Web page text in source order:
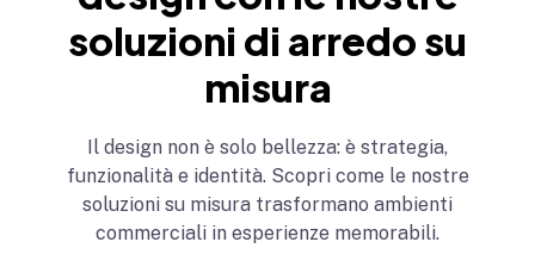
soluzioni di arredo su
misura
Il design non è solo bellezza: è strategia,
funzionalità e identità. Scopri come le nostre
soluzioni su misura trasformano ambienti
commerciali in esperienze memorabili.